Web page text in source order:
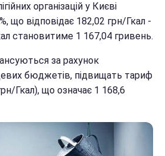
організацій у Києві
що відповідає 182,02 грн/Гкал -
становитиме 1 167,04 гривень.
за рахунок
бюджетів, підвищать тариф
Гкал), що означає 1 168,6